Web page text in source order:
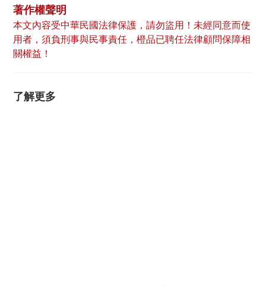
著作權聲明
本文內容受中華民國法律保護，請勿盜用！未經同意而使
用者，須負刑事與民事責任，橙品已聘任法律顧問保障相
關權益！
了解更多